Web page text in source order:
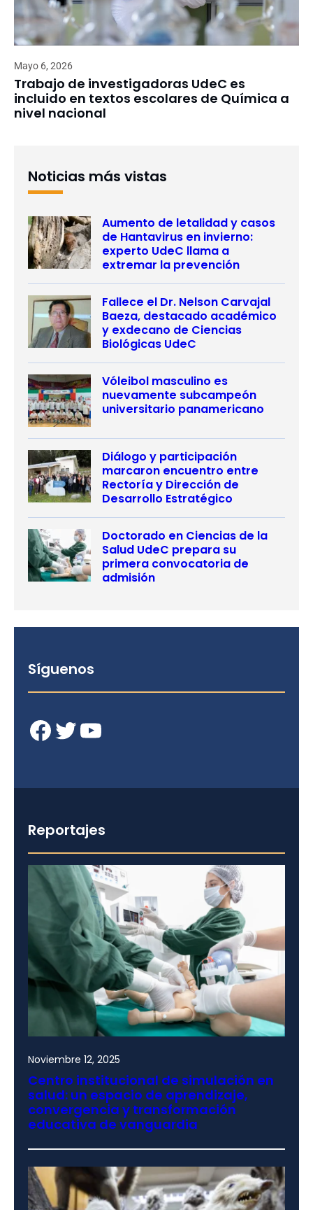
Mayo 6, 2026
Trabajo de investigadoras UdeC es
incluido en textos escolares de Química a
nivel nacional
Noticias más vistas
Aumento de letalidad y casos
de Hantavirus en invierno:
experto UdeC llama a
extremar la prevención
Fallece el Dr. Nelson Carvajal
Baeza, destacado académico
y exdecano de Ciencias
Biológicas UdeC
Vóleibol masculino es
nuevamente subcampeón
universitario panamericano
Diálogo y participación
marcaron encuentro entre
Rectoría y Dirección de
Desarrollo Estratégico
Doctorado en Ciencias de la
Salud UdeC prepara su
primera convocatoria de
admisión
Síguenos
Facebook Twitter YouTube
Reportajes
Noviembre 12, 2025
Centro institucional de simulación en
salud: un espacio de aprendizaje,
convergencia y transformación
educativa de vanguardia